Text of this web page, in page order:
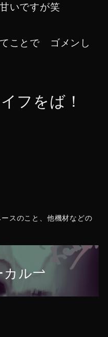
いですが笑
ことで ゴメンし
フをば！
スのこと、他機材などの
カル